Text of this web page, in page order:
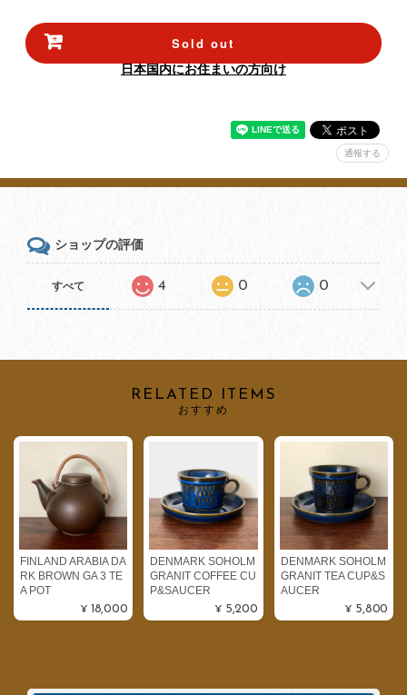
Sold out
日本国内にお住まいの方向け
通報する
ショップの評価
すべて 4 0 0
RELATED ITEMS
おすすめ
FINLAND ARABIA DA
RK BROWN GA 3 TE
A POT
¥18,000
DENMARK SOHOLM
GRANIT COFFEE CU
P&SAUCER
¥5,200
DENMARK SOHOLM
GRANIT TEA CUP&S
AUCER
¥5,800